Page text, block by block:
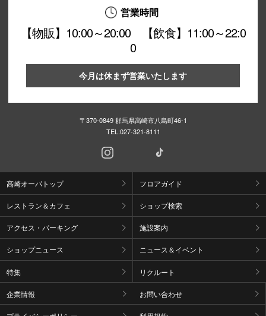
営業時間
【物販】10:00～20:00 【飲食】11:00～22:0
0
今月は休まず営業いたします
〒370-0849 群馬県高崎市八島町46-1
TEL:027-321-8111
高崎オーパトップ フロアガイド
レストラン＆カフェ ショップ検索
アクセス・パーキング 施設案内
ショップニュース ニュース＆イベント
特集 リクルート
企業情報 お問い合わせ